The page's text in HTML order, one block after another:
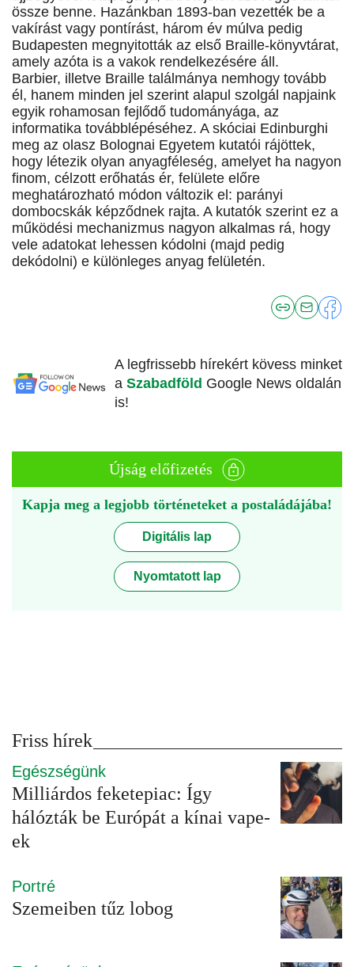
össze benne. Hazánkban 1893-ban vezették be a
vakírást vagy pontírást, három év múlva pedig
Budapesten megnyitották az első Braille-könyvtárat,
amely azóta is a vakok rendelkezésére áll.
Barbier, illetve Braille találmánya nemhogy tovább
él, hanem minden jel szerint alapul szolgál napjaink
egyik rohamosan fejlődő tudományága, az
informatika továbblépéséhez. A skóciai Edinburghi
meg az olasz Bolognai Egyetem kutatói rájöttek,
hogy létezik olyan anyagféleség, amelyet ha nagyon
finom, célzott erőhatás ér, felülete előre
meghatározható módon változik el: parányi
dombocskák képződnek rajta. A kutatók szerint ez a
működési mechanizmus nagyon alkalmas rá, hogy
vele adatokat lehessen kódolni (majd pedig
dekódolni) e különleges anyag felületén.
A legfrissebb hírekért kövess minket
a Szabadföld Google News oldalán
is!
Újság előfizetés
Kapja meg a legjobb történeteket a postaládájába!
Digitális lap
Nyomtatott lap
Friss hírek
Egészségünk
Milliárdos feketepiac: Így
hálózták be Európát a kínai vape-
ek
Portré
Szemeiben tűz lobog